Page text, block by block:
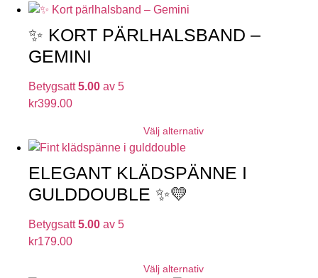
✨ KORT PÄRLHALSBAND –
GEMINI
Betygsatt5.00 av 5
kr399.00
Välj alternativ
ELEGANT KLÄDSPÄNNE I
GULDDOUBLE ✨💛
Betygsatt5.00 av 5
kr179.00
Välj alternativ